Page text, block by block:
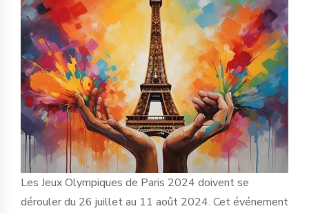
Les Jeux Olympiques de Paris 2024 doivent se
dérouler du 26 juillet au 11 août 2024. Cet événement